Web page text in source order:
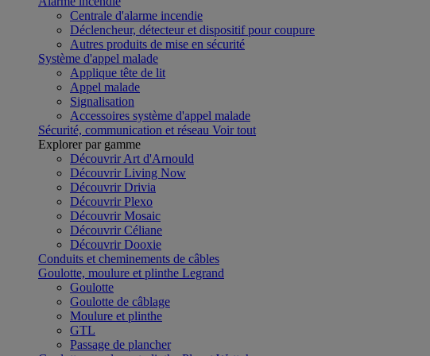
Centrale d'alarme incendie
Déclencheur, détecteur et dispositif pour coupure
Autres produits de mise en sécurité
Système d'appel malade
Applique tête de lit
Appel malade
Signalisation
Accessoires système d'appel malade
Sécurité, communication et réseau Voir tout
Explorer par gamme
Découvrir Art d'Arnould
Découvrir Living Now
Découvrir Drivia
Découvrir Plexo
Découvrir Mosaic
Découvrir Céliane
Découvrir Dooxie
Conduits et cheminements de câbles
Goulotte, moulure et plinthe Legrand
Goulotte
Goulotte de câblage
Moulure et plinthe
GTL
Passage de plancher